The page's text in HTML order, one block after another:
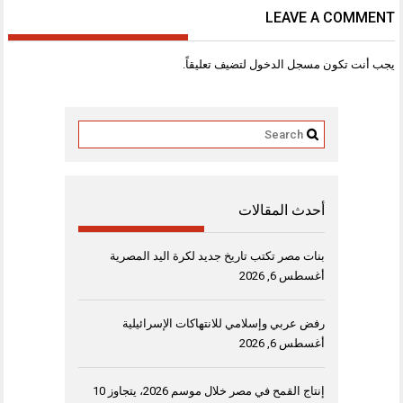
LEAVE A COMMENT
يجب أنت تكون مسجل الدخول لتضيف تعليقاً.
أحدث المقالات
بنات مصر تكتب تاريخ جديد لكرة اليد المصرية
أغسطس 6, 2026
رفض عربي وإسلامي للانتهاكات الإسرائيلية
أغسطس 6, 2026
إنتاج القمح في مصر خلال موسم 2026، يتجاوز 10